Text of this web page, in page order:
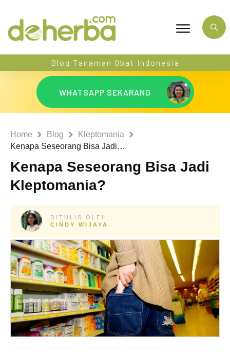
Blog Tanaman Obat Indonesia
WHATSAPP SEKARANG
Home Blog
Kleptomania
Kenapa Seseorang Bisa Jadi Kleptomania?
Kenapa Seseorang Bisa Jadi
Kleptomania?
DITULIS OLEH:
CINDY WIJAYA